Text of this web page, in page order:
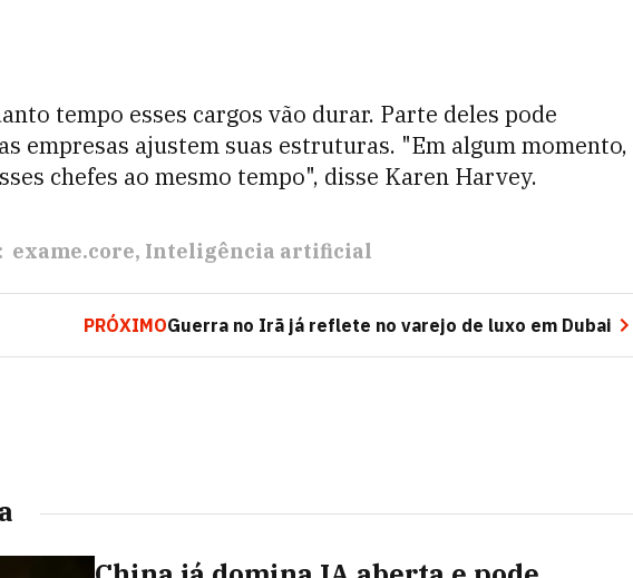
tempo esses cargos vão durar. Parte deles pode
empresas ajustem suas estruturas. "Em algum momento,
chefes ao mesmo tempo", disse Karen Harvey.
exame.core Inteligência artificial
PRÓXIMOGuerra no Irã já reflete no varejo de luxo em Dubai